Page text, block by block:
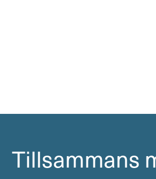
Till­sam­mans